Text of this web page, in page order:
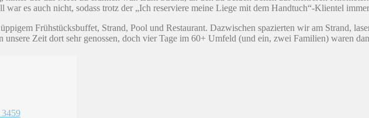
es auch nicht, sodass trotz der „Ich reserviere meine Liege mit dem Handtuch“-Klientel
Frühstücksbuffet, Strand, Pool und Restaurant. Dazwischen spazierten wir am Strand,
Zeit dort sehr genossen, doch vier Tage im 60+ Umfeld (und ein, zwei Familien) waren